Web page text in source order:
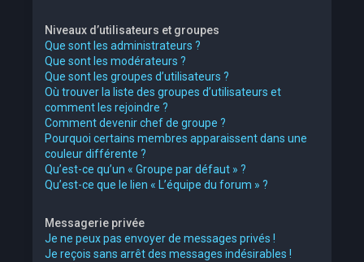
Niveaux d’utilisateurs et groupes
Que sont les administrateurs ?
Que sont les modérateurs ?
Que sont les groupes d’utilisateurs ?
Où trouver la liste des groupes d’utilisateurs et
comment les rejoindre ?
Comment devenir chef de groupe ?
Pourquoi certains membres apparaissent dans une
couleur différente ?
Qu’est-ce qu’un « Groupe par défaut » ?
Qu’est-ce que le lien « L’équipe du forum » ?
Messagerie privée
Je ne peux pas envoyer de messages privés !
Je reçois sans arrêt des messages indésirables !